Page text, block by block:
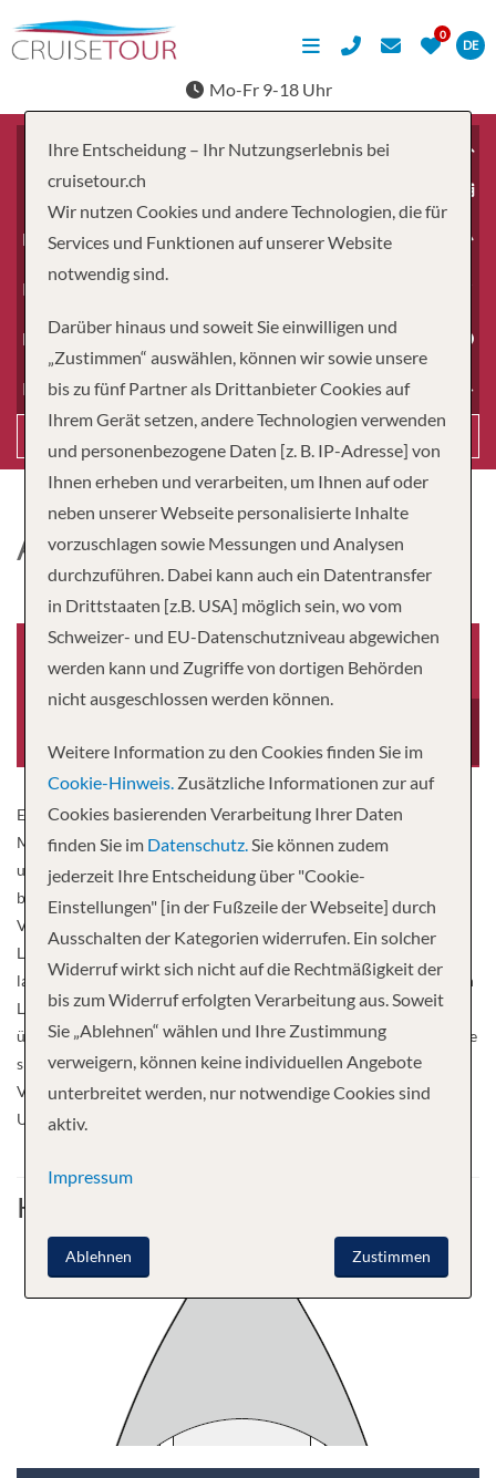
DE
Mo-Fr 9-18 Uhr
Erwachsene
Kinder
Dauer
Reiseart
AIDASTELLA
Baujahr
Eine himmlische AIDA Familie: Ab 2013 strahlen künftig Sonne,
Mond und Sterne auf den Weltmeeren um die Wette, wenn wir
unser jüngstes Familienmitglied – AIDAstella – in unserer Flotte
begrüßen werden. An Bord erwartet Sie neben der beliebten AIDA
Vielfalt ein ganz besonderes Ambiente mit nordischem Flair.
Liebevoll gestaltete Details und klassisches, nordisches Design
lassen nicht nur den Wellnessbereich in einem außergewöhnlichen
Licht erstrahlen. Genießen Sie wohltuende Farben und staunen Sie
über einen echten Birkenwald. Erleben Sie die besondere Harmonie
skandinavischer Entspannungsrituale und erlesener
Verwöhnmomente, wenn Sie mit AIDAstella unvergessliche
Urlaubstage auf See und an den schönsten Reisezielen erleben.
Kabine
Ihre Entscheidung – Ihr Nutzungserlebnis bei
cruisetour.ch
Wir nutzen Cookies und andere Technologien, die für
Services und Funktionen auf unserer Website
notwendig sind.
Darüber hinaus und soweit Sie einwilligen und
„Zustimmen“ auswählen, können wir sowie unsere
bis zu fünf Partner als Drittanbieter Cookies auf
Ihrem Gerät setzen, andere Technologien verwenden
und personenbezogene Daten [z. B. IP-Adresse] von
Ihnen erheben und verarbeiten, um Ihnen auf oder
neben unserer Webseite personalisierte Inhalte
vorzuschlagen sowie Messungen und Analysen
durchzuführen. Dabei kann auch ein Datentransfer
in Drittstaaten [z.B. USA] möglich sein, wo vom
Schweizer- und EU-Datenschutzniveau abgewichen
werden kann und Zugriffe von dortigen Behörden
nicht ausgeschlossen werden können.
Weitere Information zu den Cookies finden Sie im
Cookie-Hinweis. Zusätzliche Informationen zur auf
Cookies basierenden Verarbeitung Ihrer Daten
finden Sie im Datenschutz.Sie können zudem
jederzeit Ihre Entscheidung über "Cookie-
Einstellungen" [in der Fußzeile der Webseite] durch
Ausschalten der Kategorien widerrufen. Ein solcher
Widerruf wirkt sich nicht auf die Rechtmäßigkeit der
bis zum Widerruf erfolgten Verarbeitung aus. Soweit
Sie „Ablehnen“ wählen und Ihre Zustimmung
verweigern, können keine individuellen Angebote
unterbreitet werden, nur notwendige Cookies sind
aktiv.
Impressum
Zustimmen
Ablehnen